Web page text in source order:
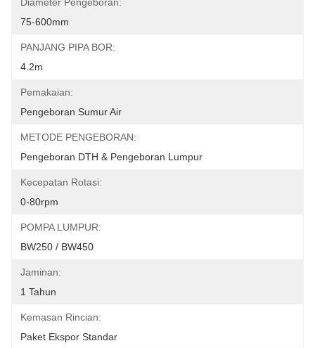
75-600mm
PANJANG PIPA BOR:
4.2m
Pemakaian:
Pengeboran Sumur Air
METODE PENGEBORAN:
Pengeboran DTH & Pengeboran Lumpur
Kecepatan Rotasi:
0-80rpm
POMPA LUMPUR:
BW250 / BW450
Jaminan:
1 Tahun
Kemasan Rincian:
Paket Ekspor Standar